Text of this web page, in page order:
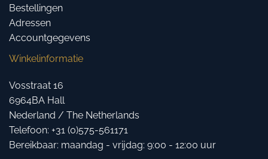
Bestellingen
Adressen
Accountgegevens
Winkelinformatie
Vosstraat 16
6964BA Hall
Nederland / The Netherlands
Telefoon: +31 (0)575-561171
Bereikbaar: maandag - vrijdag: 9:00 - 12:00 uur